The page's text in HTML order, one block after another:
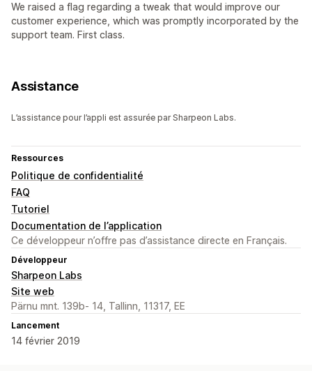
We raised a flag regarding a tweak that would improve our
customer experience, which was promptly incorporated by the
support team. First class.
Assistance
L’assistance pour l’appli est assurée par Sharpeon Labs.
Ressources
Politique de confidentialité
FAQ
Tutoriel
Documentation de l’application
Ce développeur n’offre pas d’assistance directe en Français.
Développeur
Sharpeon Labs
Site web
Pärnu mnt. 139b- 14, Tallinn, 11317, EE
Lancement
14 février 2019